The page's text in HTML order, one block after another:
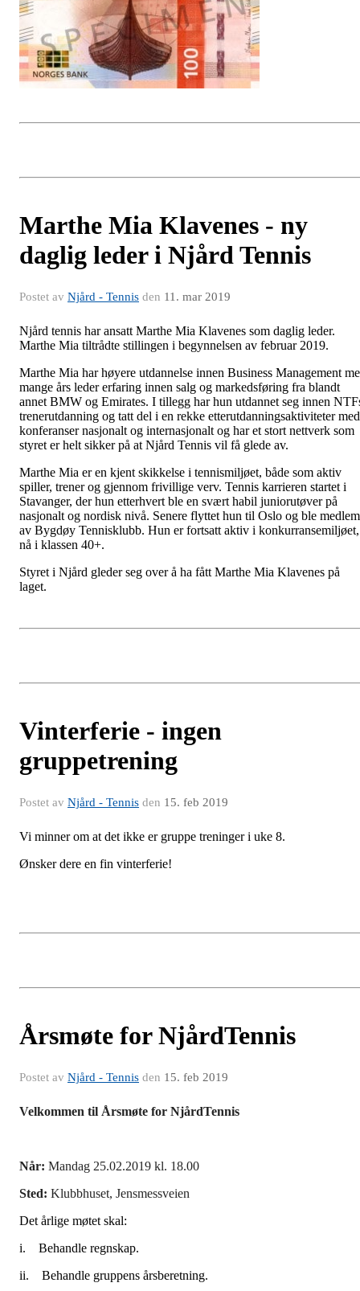
Marthe Mia Klavenes - ny
daglig leder i Njård Tennis
Postet av Njård - Tennis den 11. mar 2019
Njård tennis har ansatt Marthe Mia Klavenes som daglig leder.
Marthe Mia tiltrådte stillingen i begynnelsen av februar 2019.
Marthe Mia har høyere utdannelse innen Business Management
mange års leder erfaring innen salg og markedsføring fra blandt
annet BMW og Emirates. I tillegg har hun utdannet seg innen
trenerutdanning og tatt del i en rekke etterutdanningsaktiviteter med
konferanser nasjonalt og internasjonalt og har et stort nettverk som
styret er helt sikker på at Njård Tennis vil få glede av.
Marthe Mia er en kjent skikkelse i tennismiljøet, både som aktiv
spiller, trener og gjennom frivillige verv. Tennis karrieren startet i
Stavanger, der hun etterhvert ble en svært habil juniorutøver på
nasjonalt og nordisk nivå. Senere flyttet hun til Oslo og ble medlem
av Bygdøy Tennisklubb. Hun er fortsatt aktiv i konkurransemiljøet,
nå i klassen 40+.
Styret i Njård gleder seg over å ha fått Marthe Mia Klavenes på
laget.
Vinterferie - ingen
gruppetrening
Postet av Njård - Tennis den 15. feb 2019
Vi minner om at det ikke er gruppe treninger i uke 8.
Ønsker dere en fin vinterferie!
Årsmøte for NjårdTennis
Postet av Njård - Tennis den 15. feb 2019
Velkommen til Årsmøte for NjårdTennis
Når: Mandag 25.02.2019 kl. 18.00
Sted: Klubbhuset, Jensmessveien
Det årlige møtet skal:
i. Behandle regnskap.
ii. Behandle gruppens årsberetning.